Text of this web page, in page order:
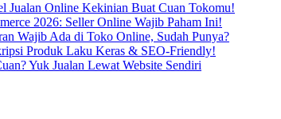
Jualan Online Kekinian Buat Cuan Tokomu!
2026: Seller Online Wajib Paham Ini!
Wajib Ada di Toko Online, Sudah Punya?
Produk Laku Keras & SEO-Friendly!
Yuk Jualan Lewat Website Sendiri